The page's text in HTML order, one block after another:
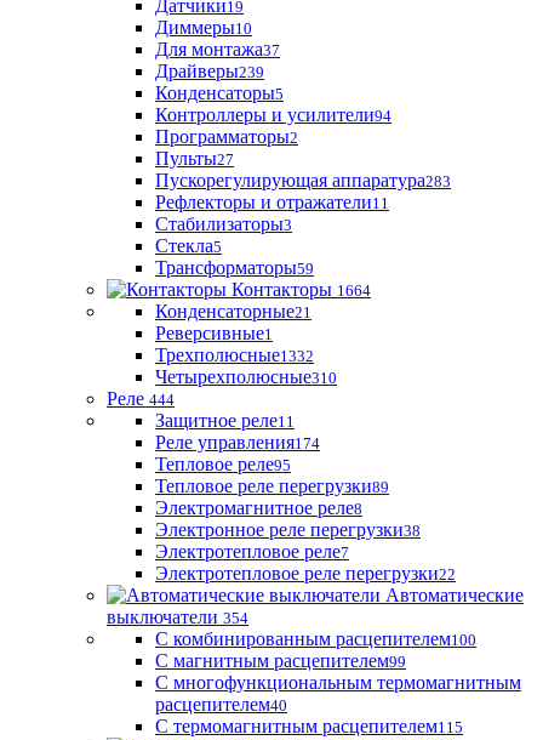
Датчики19
Диммеры10
Для монтажа37
Драйверы239
Конденсаторы5
Контроллеры и усилители94
Программаторы2
Пульты27
Пускорегулирующая аппаратура283
Рефлекторы и отражатели11
Стабилизаторы3
Стекла5
Трансформаторы59
Контакторы 1664
Конденсаторные21
Реверсивные1
Трехполюсные1332
Четырехполюсные310
Реле 444
Защитное реле11
Реле управления174
Тепловое реле95
Тепловое реле перегрузки89
Электромагнитное реле8
Электронное реле перегрузки38
Электротепловое реле7
Электротепловое реле перегрузки22
Автоматические
выключатели 354
С комбинированным расцепителем100
С магнитным расцепителем99
С многофункциональным термомагнитным
расцепителем40
С термомагнитным расцепителем115